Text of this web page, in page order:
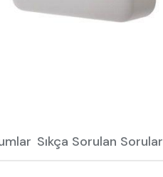
Sıkça Sorulan Sorular